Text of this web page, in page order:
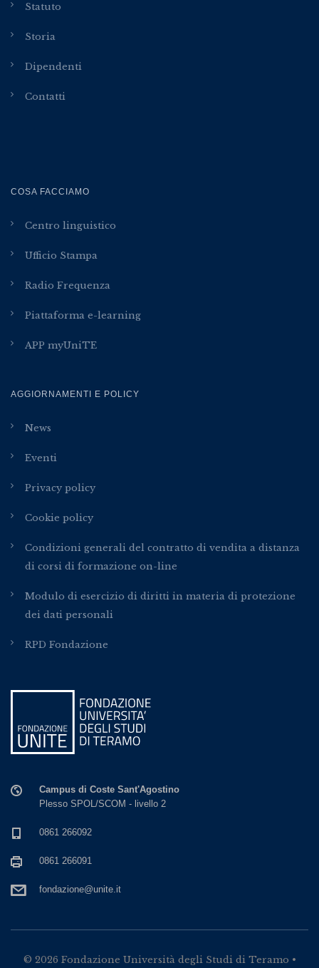
Statuto
Storia
Dipendenti
Contatti
COSA FACCIAMO
Centro linguistico
Ufficio Stampa
Radio Frequenza
Piattaforma e-learning
APP myUniTE
AGGIORNAMENTI E POLICY
News
Eventi
Privacy policy
Cookie policy
Condizioni generali del contratto di vendita a distanza
di corsi di formazione on-line
Modulo di esercizio di diritti in materia di protezione
dei dati personali
RPD Fondazione
Campus di Coste Sant'Agostino
Plesso SPOL/SCOM - livello 2
0861 266092
0861 266091
fondazione@unite.it
© 2026 Fondazione Università degli Studi di Teramo •